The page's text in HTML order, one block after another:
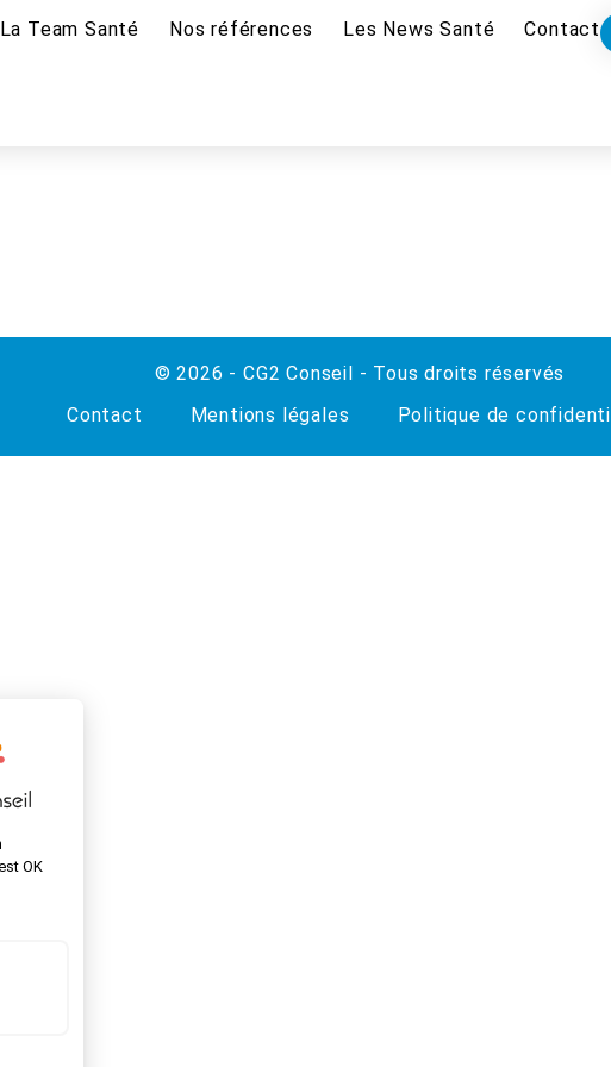
La Team Santé Nos références Les News Santé Contact
© 2026 - CG2 Conseil - Tous droits réservés
Contact
Mentions légales Politique de